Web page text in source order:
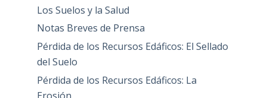
Los Suelos y la Salud
Notas Breves de Prensa
Pérdida de los Recursos Edáficos: El Sellado
del Suelo
Pérdida de los Recursos Edáficos: La